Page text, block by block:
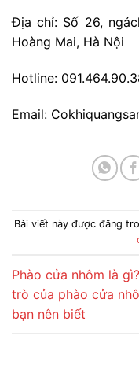
Địa chỉ: Số 26,
Hoàng Mai, Hà Nội
Hotline:
Email:
Bài viết này được đăng
Phào cửa nhôm là
trò của phào cửa
bạn nên biết